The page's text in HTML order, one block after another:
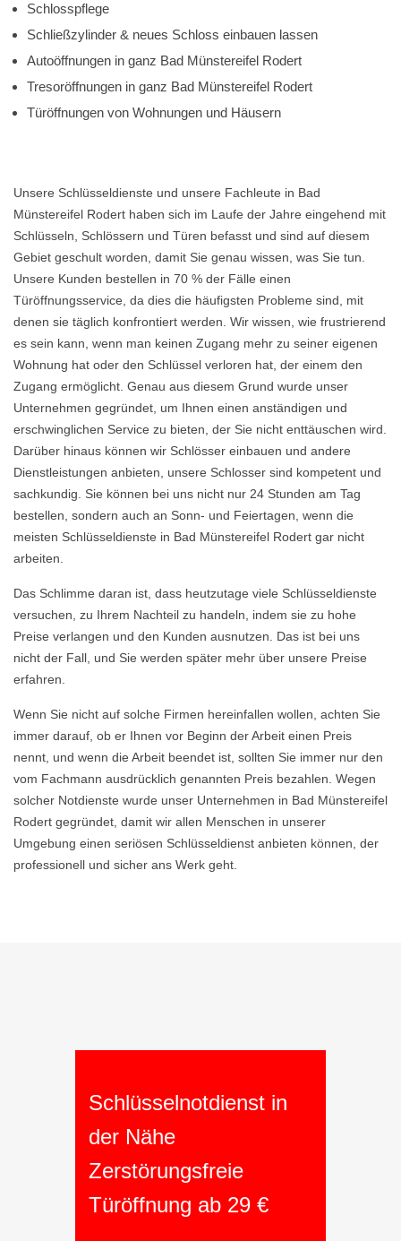
Schlosspflege
Schließzylinder & neues Schloss einbauen lassen
Autoöffnungen in ganz Bad Münstereifel Rodert
Tresoröffnungen in ganz Bad Münstereifel Rodert
Türöffnungen von Wohnungen und Häusern
Unsere Schlüsseldienste und unsere Fachleute in Bad
Münstereifel Rodert haben sich im Laufe der Jahre eingehend mit
Schlüsseln, Schlössern und Türen befasst und sind auf diesem
Gebiet geschult worden, damit Sie genau wissen, was Sie tun.
Unsere Kunden bestellen in 70 % der Fälle einen
Türöffnungsservice, da dies die häufigsten Probleme sind, mit
denen sie täglich konfrontiert werden. Wir wissen, wie frustrierend
es sein kann, wenn man keinen Zugang mehr zu seiner eigenen
Wohnung hat oder den Schlüssel verloren hat, der einem den
Zugang ermöglicht. Genau aus diesem Grund wurde unser
Unternehmen gegründet, um Ihnen einen anständigen und
erschwinglichen Service zu bieten, der Sie nicht enttäuschen wird.
Darüber hinaus können wir Schlösser einbauen und andere
Dienstleistungen anbieten, unsere Schlosser sind kompetent und
sachkundig. Sie können bei uns nicht nur 24 Stunden am Tag
bestellen, sondern auch an Sonn- und Feiertagen, wenn die
meisten Schlüsseldienste in Bad Münstereifel Rodert gar nicht
arbeiten.
Das Schlimme daran ist, dass heutzutage viele Schlüsseldienste
versuchen, zu Ihrem Nachteil zu handeln, indem sie zu hohe
Preise verlangen und den Kunden ausnutzen. Das ist bei uns
nicht der Fall, und Sie werden später mehr über unsere Preise
erfahren.
Wenn Sie nicht auf solche Firmen hereinfallen wollen, achten Sie
immer darauf, ob er Ihnen vor Beginn der Arbeit einen Preis
nennt, und wenn die Arbeit beendet ist, sollten Sie immer nur den
vom Fachmann ausdrücklich genannten Preis bezahlen. Wegen
solcher Notdienste wurde unser Unternehmen in Bad Münstereifel
Rodert gegründet, damit wir allen Menschen in unserer
Umgebung einen seriösen Schlüsseldienst anbieten können, der
professionell und sicher ans Werk geht.
Schlüsselnotdienst in
der Nähe
Zerstörungsfreie
Türöffnung ab 29 €